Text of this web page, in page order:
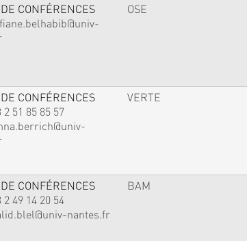
CONFÉRENCES
OSE
CONFÉRENCES
2 51 85 85 57
VERTE
CONFÉRENCES
2 49 14 20 54
nantes.fr
BAM